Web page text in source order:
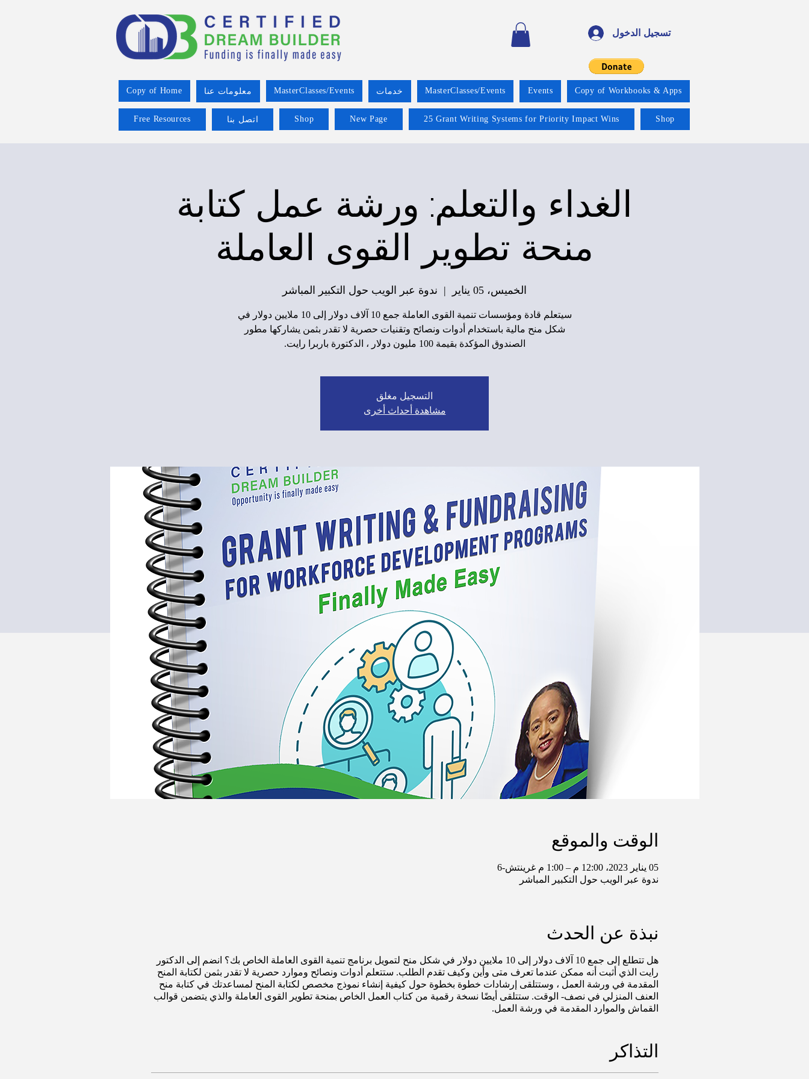
تسجيل الدخول
Copy of Home معلومات عنا MasterClasses/Events خدمات MasterClasses/Events Events Copy of Workbooks & Apps
Free Resources اتصل بنا Shop New Page 25 Grant Writing Systems for Priority Impact Wins Shop
الغداء والتعلم: ورشة عمل كتابة
منحة تطوير القوى العاملة
الخميس، 05 يناير
  |
ندوة عبر الويب حول التكبير المباشر
سيتعلم قادة ومؤسسات تنمية القوى العاملة جمع 10 آلاف دولار إلى 10 ملايين دولار في
شكل منح مالية باستخدام أدوات ونصائح وتقنيات حصرية لا تقدر بثمن يشاركها مطور
الصندوق المؤكدة بقيمة 100 مليون دولار ، الدكتورة باربرا رايت.
التسجيل مغلق
مشاهدة أحداث أخرى
الوقت والموقع
05 يناير 2023، 12:00 م – 1:00 م غرينتش-6
ندوة عبر الويب حول التكبير المباشر
نبذة عن الحدث
هل تتطلع إلى جمع 10 آلاف دولار إلى 10 ملايين دولار في شكل منح لتمويل برنامج تنمية القوى العاملة الخاص بك؟ انضم إلى الدكتور
رايت الذي أثبت أنه ممكن عندما تعرف متى وأين وكيف تقدم الطلب. ستتعلم أدوات ونصائح وموارد حصرية لا تقدر بثمن لكتابة المنح
المقدمة في ورشة العمل ، وستتلقى إرشادات خطوة بخطوة حول كيفية إنشاء نموذج مخصص لكتابة المنح لمساعدتك في كتابة منح
العنف المنزلي في نصف- الوقت. ستتلقى أيضًا نسخة رقمية من كتاب العمل الخاص بمنحة تطوير القوى العاملة والذي يتضمن قوالب
القماش والموارد المقدمة في ورشة العمل.
التذاكر